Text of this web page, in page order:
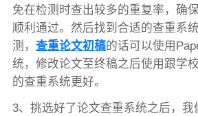
免在检测时查出较多的重复率，确
顺利通过。然后找到合适的查重系
测， 查重论文初稿的话可以使用
统，修改论文至终稿之后使用跟学
的查重系统更好。
3、挑选好了论文查重系统之后，我